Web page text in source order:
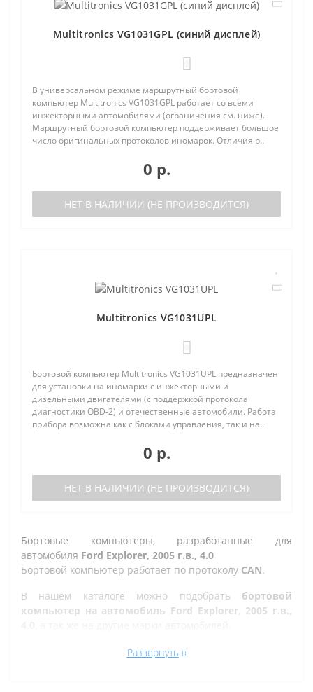
Multitronics VG1031GPL (синий дисплей)
В универсальном режиме маршрутный бортовой
компьютер Multitronics VG1031GPL работает со всеми
инжекторными автомобилями (ограничения см. ниже).
Маршрутный бортовой компьютер поддерживает большое
число оригинальных протоколов иномарок. Отличия р..
0 р.
НЕТ В НАЛИЧИИ (НЕ ПРОИЗВОДИТСЯ)
Multitronics VG1031UPL
Бортовой компьютер Multitronics VG1031UPL предназначен
для установки на иномарки с инжекторными и
дизельными двигателями (с поддержкой протокола
диагностики OBD-2) и отечественные автомобили. Работа
прибора возможна как с блоками управления, так и на..
0 р.
НЕТ В НАЛИЧИИ (НЕ ПРОИЗВОДИТСЯ)
Бортовые компьютеры, разработанные для
автомобиля Ford Explorer, 2005 г.в., 4.0
Бортовой компьютер работает по протоколу CAN.
В нашем каталоге можно подобрать бортовой
компьютер на автомобиль Ford Explorer, 2005 г.в.,
Все рано или поздно в Златоусте сталкиваются с
Развернуть